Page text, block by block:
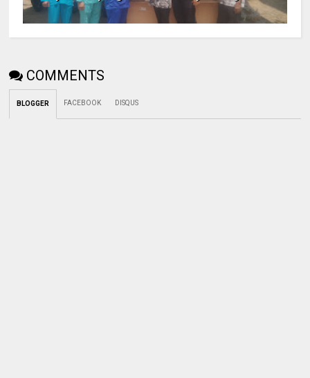
COMMENTS
BLOGGER FACEBOOK DISQUS